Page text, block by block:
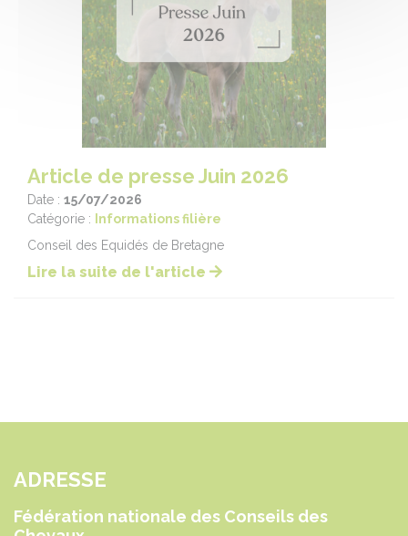
Article de presse Juin 2026
Date : 15/07/2026
Catégorie :
Informations filière
Conseil des Equidés de Bretagne
Lire la suite de l'article
ADRESSE
Fédération nationale des Conseils des